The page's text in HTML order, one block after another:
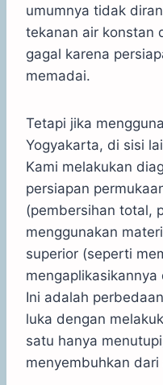
umumnya tidak
tekanan air konstan
gagal karena
memadai.
Tetapi jika
Yogyakarta, di sisi
Kami melakukan
persiapan
(pembersihan total,
menggunakan
superior (seperti
Ini adalah
luka dengan
satu hanya
menyembuhkan dari